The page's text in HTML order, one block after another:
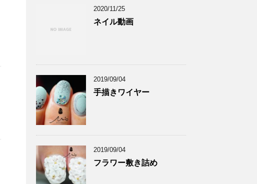
2020/11/25
ネイル動画
2019/09/04
手描きワイヤー
2019/09/04
フラワー敷き詰め